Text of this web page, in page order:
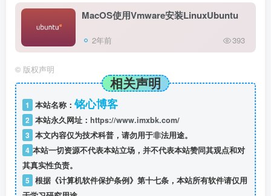
MacOS使用Vmware安装LinuxUbuntu
2年前 393
© 版权声明
相关声明
1 本站名称：铭心博客
2 本站永久网址： https://www.imxbk.com/
3 本文内容仅为技术科普，请勿用于非法用途。
4 本站一切资源不代表本站立场，并不代表本站赞同其观点和对
其真实性负责。
5 根据《计算机软件保护条例》第十七条，本站所有软件请仅用